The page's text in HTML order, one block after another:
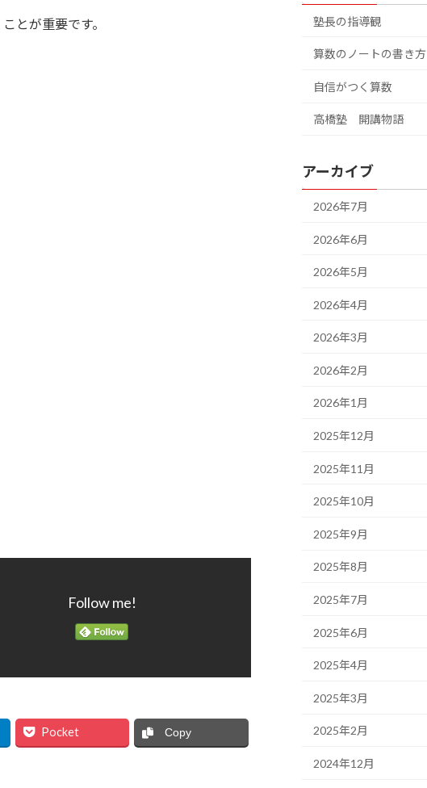
とが重要です。
Follow me!
Pocket Copy
塾長の指導観
算数のノートの書き方
自信がつく算数
高橋塾 開講物語
アーカイブ
2026年7月
2026年6月
2026年5月
2026年4月
2026年3月
2026年2月
2026年1月
2025年12月
2025年11月
2025年10月
2025年9月
2025年8月
2025年7月
2025年6月
2025年4月
2025年3月
2025年2月
2024年12月